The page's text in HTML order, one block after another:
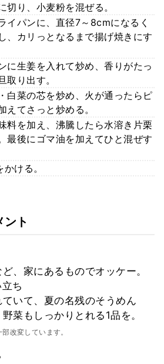
切り、小麦粉を混ぜる。
イパンに、直径7～8cmになるく
、カリっとなるまで揚げ焼きにす
に生姜を入れて炒め、香りがたっ
取り出す。
白菜の芯を炒め、火が通ったらピ
えてさっと炒める。
料を加え、沸騰したら水溶き片栗
最後にゴマ油を加えてひと混ぜす
ける。
ント
、家にあるものでオッケー。
ち
いて、夏の名残のそうめん
菜もしっかりとれる1品を。
改変しています。